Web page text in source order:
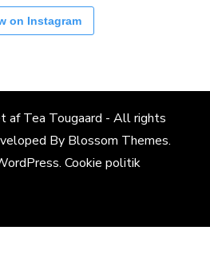
on Instagram
af Tea Tougaard - All rights
By Blossom Themes.
. Cookie politik